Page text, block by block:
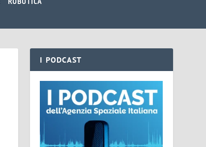
I PODCAST